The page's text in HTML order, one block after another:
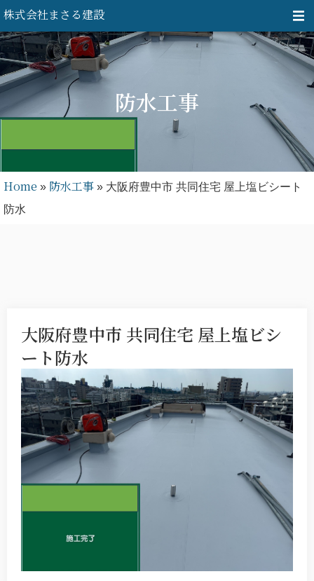
内
容
を
ス
ッ
株式会社まさる建設
防水工事
Home » 防水工事 » 大阪府豊中市 共同住宅 屋上塩ビシート
防水
大阪府豊中市 共同住宅 屋上塩ビシ
ート防水